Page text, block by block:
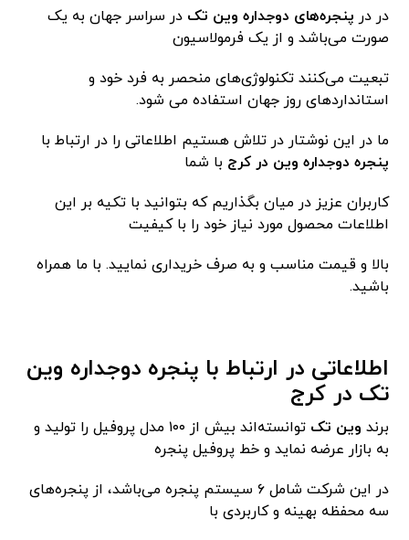
در در پنجره‌های دوجداره وین تک در سراسر جهان به یک
صورت می‌باشد و از یک فرمولاسیون
تبعیت می‌کنند تکنولوژی‌های منحصر به فرد خود و
استانداردهای روز جهان استفاده می‌ شود.
ما در این نوشتار در تلاش هستیم اطلاعاتی را در ارتباط با
پنجره دوجداره وین در کرج با شما
کاربران عزیز در میان بگذاریم که بتوانید با تکیه بر این
اطلاعات محصول مورد نیاز خود را با کیفیت
بالا و قیمت مناسب و به صرف خریداری نمایید. با ما همراه
باشید.
اطلاعاتی در ارتباط با پنجره دوجداره وین
تک در کرج
برند وین تک
توانسته‌اند بیش از ۱۰۰ مدل پروفیل را تولید و
به بازار عرضه نماید و خط پروفیل پنجره
در این شرکت شامل ۶ سیستم پنجره می‌باشد، از پنجره‌های
سه محفظه بهینه و کاربردی با